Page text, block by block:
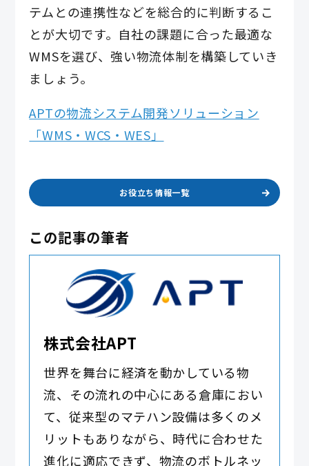
テムとの連携性などを総合的に判断するこ
とが大切です。自社の課題に合った最適な
WMSを選び、強い物流体制を構築していき
ましょう。
APTの物流システム開発ソリューション
「WMS・WCS・WES」
お役立ち情報一覧
この記事の筆者
株式会社APT
世界を舞台に経済を動かしている物
流、その流れの中心にある倉庫におい
て、従来型のマテハン設備は多くのメ
リットもありながら、時代に合わせた
進化に適応できず、物流のボトルネッ